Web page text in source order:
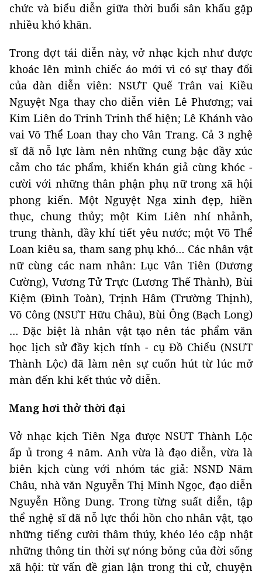
chức và biểu diễn giữa thời buổi sân khấu gặp
nhiều khó khăn.
Trong đợt tái diễn này, vở nhạc kịch như được
khoác lên mình chiếc áo mới vì có sự thay đổi
của dàn diễn viên: NSƯT Quế Trân vai Kiều
Nguyệt Nga thay cho diễn viên Lê Phương; vai
Kim Liên do Trinh Trinh thể hiện; Lê Khánh vào
vai Võ Thể Loan thay cho Vân Trang. Cả 3 nghệ
sĩ đã nỗ lực làm nên những cung bậc đầy xúc
cảm cho tác phẩm, khiến khán giả cùng khóc -
cười với những thân phận phụ nữ trong xã hội
phong kiến. Một Nguyệt Nga xinh đẹp, hiền
thục, chung thủy; một Kim Liên nhí nhảnh,
trung thành, đầy khí tiết yêu nước; một Võ Thể
Loan kiêu sa, tham sang phụ khó… Các nhân vật
nữ cùng các nam nhân: Lục Vân Tiên (Dương
Cường), Vương Tử Trực (Lương Thế Thành), Bùi
Kiệm (Đình Toàn), Trịnh Hâm (Trường Thịnh),
Võ Công (NSƯT Hữu Châu), Bùi Ông (Bạch Long)
… Đặc biệt là nhân vật tạo nên tác phẩm văn
học lịch sử đầy kịch tính - cụ Đồ Chiểu (NSƯT
Thành Lộc) đã làm nên sự cuốn hút từ lúc mở
màn đến khi kết thúc vở diễn.
Mang hơi thở thời đại
Vở nhạc kịch Tiên Nga được NSƯT Thành Lộc
ấp ủ trong 4 năm. Anh vừa là đạo diễn, vừa là
biên kịch cùng với nhóm tác giả: NSND Năm
Châu, nhà văn Nguyễn Thị Minh Ngọc, đạo diễn
Nguyễn Hồng Dung. Trong từng suất diễn, tập
thể nghệ sĩ đã nỗ lực thổi hồn cho nhân vật, tạo
những tiếng cười thâm thúy, khéo léo cập nhật
những thông tin thời sự nóng bỏng của đời sống
xã hội: từ vấn đề gian lận trong thi cử, chuyện